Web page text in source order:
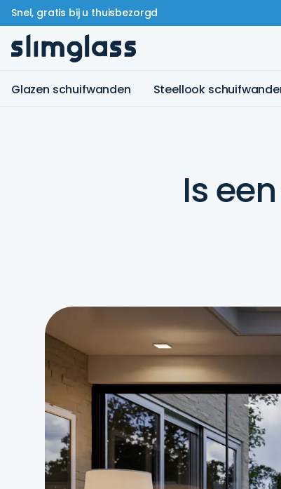
Snel, gratis bij u thuisbezorgd
Glazen schuifwanden Steellook
Is